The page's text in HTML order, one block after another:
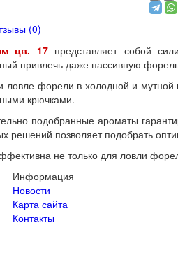
(0)
цв. 17 представляет собой
привлечь даже пассивную
форели в холодной и
крючками.
подобранные ароматы
позволяет подобрать
не только для ловли
Информация
Новости
Карта сайта
Контакты